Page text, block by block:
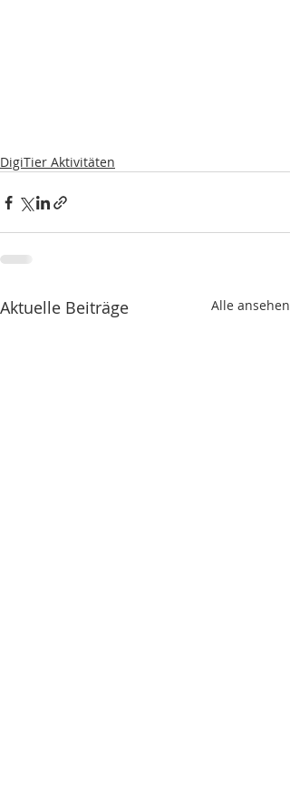
DigiTier Aktivitäten
Aktuelle Beiträge Alle ansehen